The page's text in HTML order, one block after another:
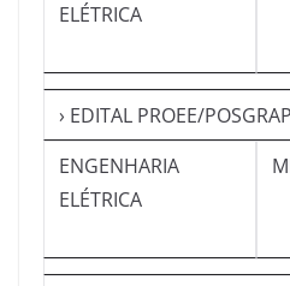
ELÉTRICA
› EDITAL PROEE/
ENGENHARIA
ELÉTRICA